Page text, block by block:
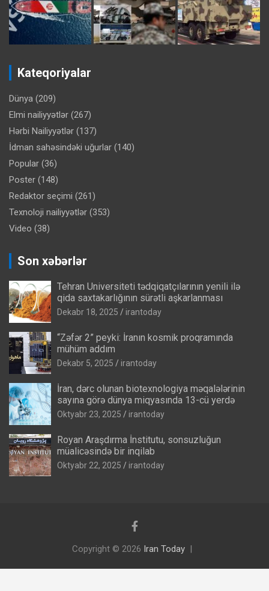
Kateqoriyalar
Dünya (209)
Elmi nailiyyətlər (267)
Hərbi Nailiyyətlər (137)
İdman sahəsindəki uğurlar (140)
Popular (36)
Poster (148)
Redaktor seçimi (261)
Texnoloji nailiyyətlər (353)
Video (38)
Son xəbərlər
Tehran Universiteti tədqiqatçılarının yenili ilə
qida saxtakarlığının sürətli aşkarlanması
Dekabr 18, 2025 irantoday
“Zəfər 2” peyki: İranın kosmik proqramında
mühüm addım
Dekabr 5, 2025 irantoday
İran, dərc olunan biotexnologiya məqalələrinin
sayına görə dünya miqyasında 13-cü yerdə
Oktyabr 23, 2025 irantoday
Royan Araşdırma İnstitutu, sonsuzluğun
müalicəsində bir inqilab
Oktyabr 22, 2025 irantoday
Copyright © 2026 Iran Today